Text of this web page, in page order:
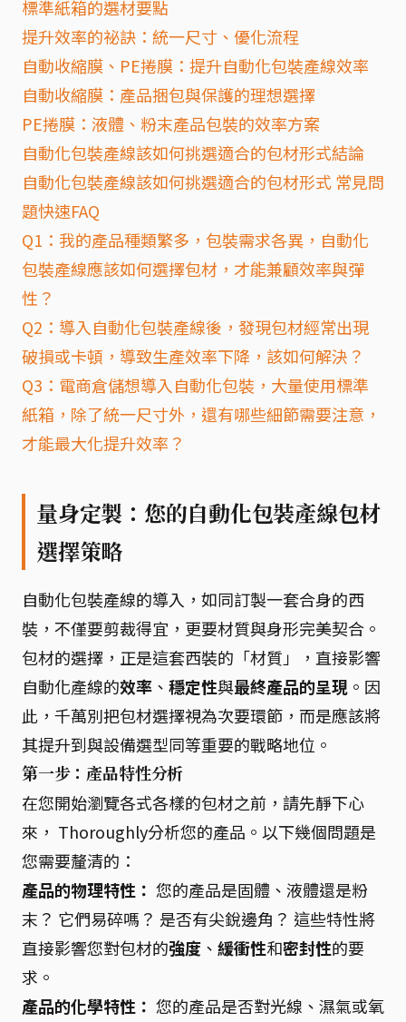
標準紙箱的選材要點
提升效率的祕訣：統一尺寸、優化流程
自動收縮膜、PE捲膜：提升自動化包裝產線效率
自動收縮膜：產品捆包與保護的理想選擇
PE捲膜：液體、粉末產品包裝的效率方案
自動化包裝產線該如何挑選適合的包材形式結論
自動化包裝產線該如何挑選適合的包材形式 常見問
題快速FAQ
Q1：我的產品種類繁多，包裝需求各異，自動化
包裝產線應該如何選擇包材，才能兼顧效率與彈
性？
Q2：導入自動化包裝產線後，發現包材經常出現
破損或卡頓，導致生產效率下降，該如何解決？
Q3：電商倉儲想導入自動化包裝，大量使用標準
紙箱，除了統一尺寸外，還有哪些細節需要注意，
才能最大化提升效率？
量身定製：您的自動化包裝產線包材
選擇策略
自動化包裝產線的導入，如同訂製一套合身的西
裝，不僅要剪裁得宜，更要材質與身形完美契合。
包材的選擇，正是這套西裝的「材質」，直接影響
自動化產線的效率 、 穩定性與最終產品的呈現 。因
此，千萬別把包材選擇視為次要環節，而是應該將
其提升到與設備選型同等重要的戰略地位。
第一步：產品特性分析
在您開始瀏覽各式各樣的包材之前，請先靜下心
來， Thoroughly分析您的產品。以下幾個問題是
您需要釐清的：
產品的物理特性： 您的產品是固體、液體還是粉
末？ 它們易碎嗎？ 是否有尖銳邊角？ 這些特性將
直接影響您對包材的強度 、 緩衝性和密封性的要
求。
產品的化學特性： 您的產品是否對光線、濕氣或氧